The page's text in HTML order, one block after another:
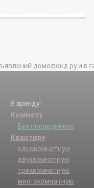
домофонд.ру и в
В аренду:
Комнату
Без посредников
Квартиру
однокомнатную
двухкомнатную
трехкомнатную
многокомнатную